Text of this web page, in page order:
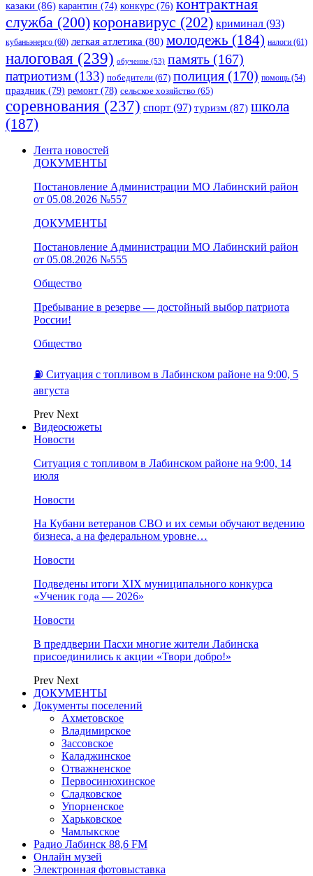
казаки (86) карантин (74) конкурс (76) контрактная
служба (200)коронавирус (202) криминал (93)
кубаньэнерго (60) легкая атлетика (80) молодежь (184) налоги (61)
налоговая (239) обучение (53) память (167)
патриотизм (133) победители (67) полиция (170) помощь (54)
праздник (79) ремонт (78) сельское хозяйство (65)
соревнования (237) спорт (97) туризм (87) школа
(187)
Лента новостей
ДОКУМЕНТЫ
Постановление Администрации МО Лабинский район
от 05.08.2026 №557
ДОКУМЕНТЫ
Постановление Администрации МО Лабинский район
от 05.08.2026 №555
Общество
Пребывание в резерве — достойный выбор патриота
России!
Общество
⛽️ Ситуация с топливом в Лабинском районе на 9:00, 5
августа
Prev Next
Видеосюжеты
Новости
Ситуация с топливом в Лабинском районе на 9:00, 14
июля
Новости
На Кубани ветеранов СВО и их семьи обучают ведению
бизнеса, а на федеральном уровне…
Новости
Подведены итоги XIX муниципального конкурса
«Ученик года — 2026»
Новости
В преддверии Пасхи многие жители Лабинска
присоединились к акции «Твори добро!»
Prev Next
ДОКУМЕНТЫ
Документы поселений
Ахметовское
Владимирское
Зассовское
Каладжинское
Отважненское
Первосинюхинское
Сладковское
Упорненское
Харьковское
Чамлыкское
Радио Лабинск 88,6 FM
Онлайн музей
Электронная фотовыставка